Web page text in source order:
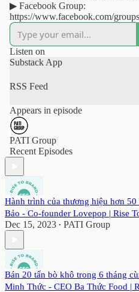
▶︎ Facebook Group:
https://www.facebook.com/
mercecommunity
▶︎ Fanpage Facebook:
https://www.facebook.com/
munity
https://www.tiktok.com/
▶︎ YouTube:
https://www.youtube.com/
commercecommunity
Listen on
Substack App
RSS Feed
Appears in episode
PATI Group
Recent Episodes
Hành trình của thương hiệu hơn 50
Bảo - Co-founder Lovepop | Rise
Dec 15, 2023 • PATI Group
Bán 20 tấn bò khô trong 6 tháng
Minh Thức - CEO Ba Thức Food |